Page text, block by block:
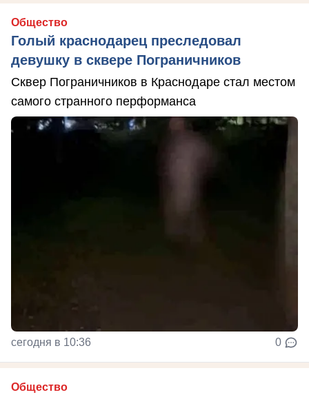
Общество
Голый краснодарец преследовал
девушку в сквере Пограничников
Сквер Пограничников в Краснодаре стал местом
самого странного перформанса
сегодня в 10:36 0
Общество